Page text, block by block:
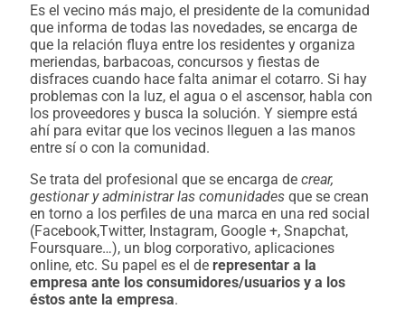
Es el vecino más majo, el presidente de la comunidad
que informa de todas las novedades, se encarga de
que la relación fluya entre los residentes y organiza
meriendas, barbacoas, concursos y fiestas de
disfraces cuando hace falta animar el cotarro. Si hay
problemas con la luz, el agua o el ascensor, habla con
los proveedores y busca la solución. Y siempre está
ahí para evitar que los vecinos lleguen a las manos
entre sí o con la comunidad.
Se trata del profesional que se encarga de crear,
gestionar y administrar las comunidades que se crean
en torno a los perfiles de una marca en una red social
(Facebook,Twitter, Instagram, Google +, Snapchat,
Foursquare…), un blog corporativo, aplicaciones
online, etc. Su papel es el de representar a la
empresa ante los consumidores/usuarios y a los
éstos ante la empresa.